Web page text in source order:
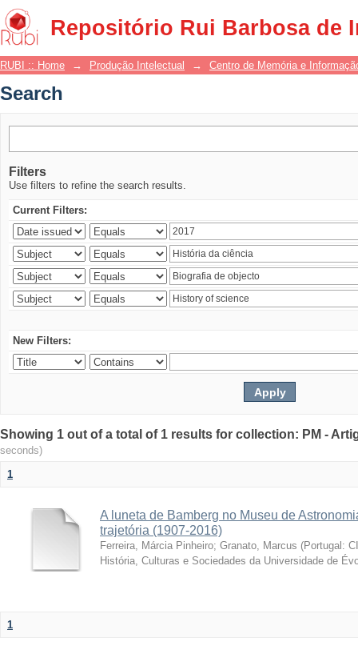
Repositório Rui Barbosa de
Search
RUBI :: Home → Produção Intelectual → Centro de Memória e
Search
Filters
Use filters to refine the search results.
Current Filters:
New Filters:
Showing 1 out of a total of 1 results for collection: PM -
seconds)
1
A luneta de Bamberg no Museu de
trajetória (1907-2016)
Ferreira, Márcia Pinheiro; Granato, Marcus (Portugal:
História, Culturas e Sociedades da Universidade de
1